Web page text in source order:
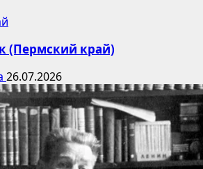
(Пермский край)
26.07.2026